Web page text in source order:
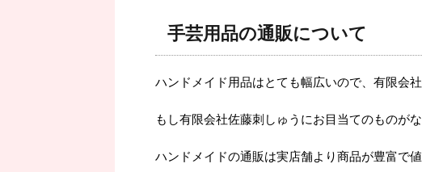
手芸用品の通販について
ハンドメイド用品はとても幅広いので、有限会
もし有限会社佐藤刺しゅうにお目当てのものが
ハンドメイドの通販は実店舗より商品が豊富で値